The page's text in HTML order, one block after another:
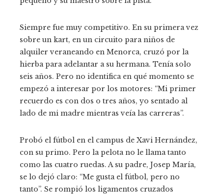
Siempre fue muy competitivo. En su primera vez
sobre un kart, en un circuito para niños de
alquiler veraneando en Menorca, cruzó por la
hierba para adelantar a su hermana. Tenía solo
seis años. Pero no identifica en qué momento se
empezó a interesar por los motores: “Mi primer
recuerdo es con dos o tres años, yo sentado al
lado de mi madre mientras veía las carreras”.
Probó el fútbol en el campus de Xavi Hernández,
con su primo. Pero la pelota no le llama tanto
como las cuatro ruedas. A su padre, Josep María,
se lo dejó claro: “Me gusta el fútbol, pero no
tanto”. Se rompió los ligamentos cruzados